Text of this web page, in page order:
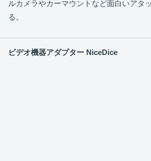
ルカメラやカーマウントなど面白いアタ
る。
ビデオ機器アダプター NiceDice